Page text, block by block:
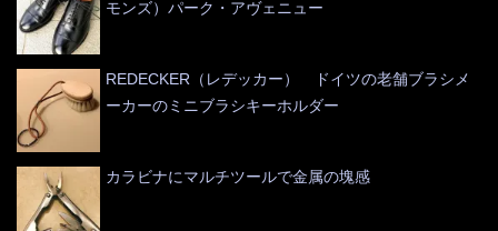
モンズ）パーク・アヴェニュー
REDECKER（レデッカー） ドイツの老舗ブラシメ
ーカーのミニブラシキーホルダー
カラビナにマルチツールで金属の塊感